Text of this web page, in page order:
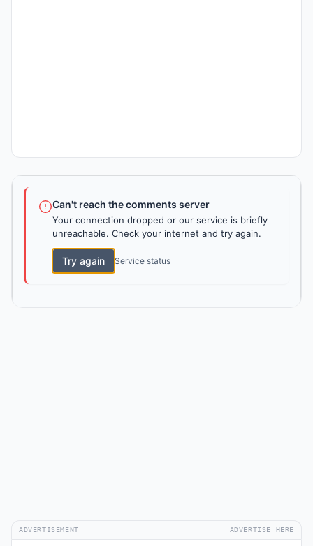
Can't reach the comments server
Your connection dropped or our service is briefly
unreachable. Check your internet and try again.
Try again Service status
ADVERTISEMENT ADVERTISE HERE